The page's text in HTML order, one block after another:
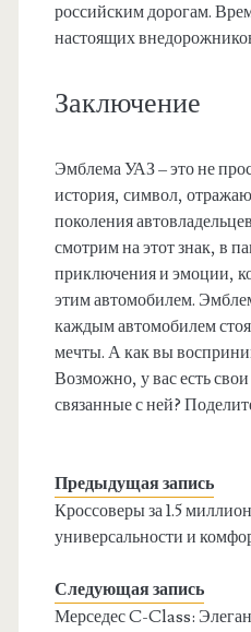
российским дорогам.
настоящих
Заключение
Эмблема УАЗ – это не
история, символ,
поколения
смотрим на этот знак, в
приключения и эмоции,
этим автомобилем.
каждым автомобилем
мечты. А как вы
Возможно, у вас есть
связанные с ней?
Предыдущая запись
Кроссоверы за 1.5
универсальности и
Следующая запись
Мерседес C-Class: